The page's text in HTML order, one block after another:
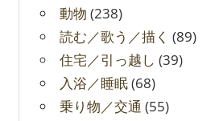
動物 (238)
読む／歌う／描く (89)
住宅／引っ越し (39)
入浴／睡眠(68)
乗り物／交通 (55)